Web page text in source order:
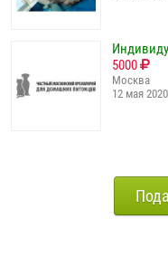
5000
Москва
12 мая 2020